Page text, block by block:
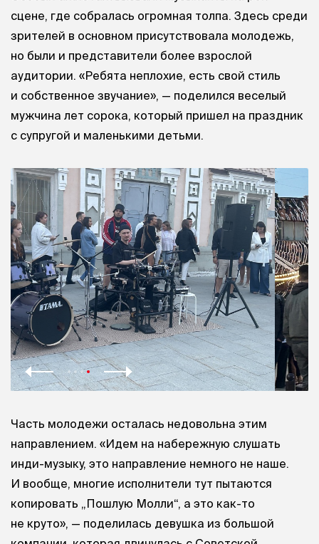
сцене, где собралась огромная толпа. Здесь среди
зрителей в основном присутствовала молодежь,
но были и представители более взрослой
аудитории. «Ребята неплохие, есть свой стиль
и собственное звучание», — поделился веселый
мужчина лет сорока, который пришел на праздник
с супругой и маленькими детьми.
Часть молодежи осталась недовольна этим
направлением. «Идем на набережную слушать
инди-музыку, это направление немного не наше.
И вообще, многие исполнители тут пытаются
копировать „Пошлую Молли“, а это как-то
не круто», — поделилась девушка из большой